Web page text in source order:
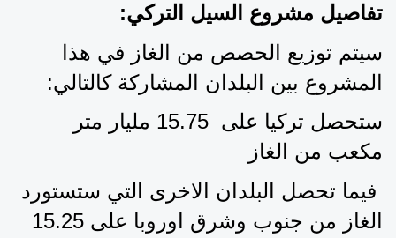
تفاصيل مشروع السيل التركي:
المشروع بين البلدان المشاركة كالتالي:
مكعب من الغاز